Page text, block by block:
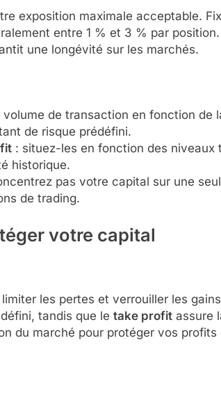
exposition maximale acceptable.
entre 1 % et 3 % par
une longévité sur les marchés.
de transaction en fonction de
de risque prédéfini.
: situez-les en fonction des niveaux
historique.
pas votre capital sur une
de trading.
votre capital
les pertes et verrouiller les
tandis que le take profit assure
du marché pour protéger vos profits